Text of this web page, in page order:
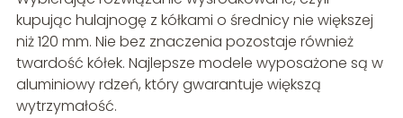
kupując hulajnogę z kółkami o średnicy nie większej
niż 120 mm. Nie bez znaczenia pozostaje również
twardość kółek. Najlepsze modele wyposażone są w
aluminiowy rdzeń, który gwarantuje większą
wytrzymałość.